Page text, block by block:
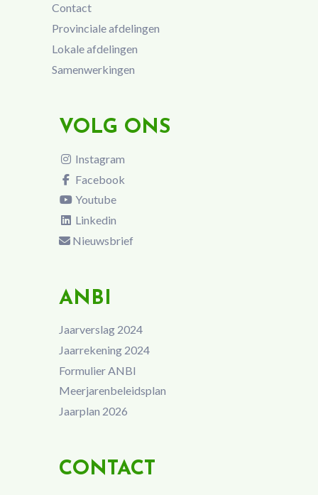
Contact
Provinciale afdelingen
Lokale afdelingen
Samenwerkingen
VOLG ONS
Instagram
Facebook
Youtube
Linkedin
Nieuwsbrief
ANBI
Jaarverslag 2024
Jaarrekening 2024
Formulier ANBI
Meerjarenbeleidsplan
Jaarplan 2026
CONTACT